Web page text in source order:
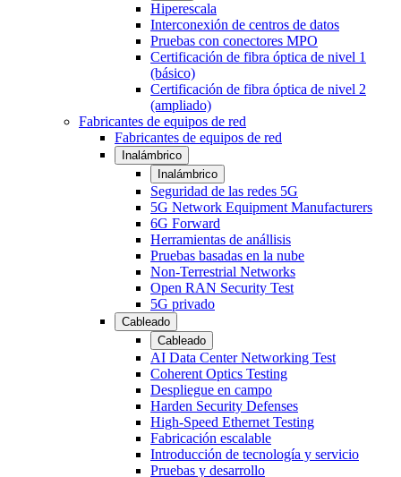
Hiperescala
Interconexión de centros de datos
Pruebas con conectores MPO
Certificación de fibra óptica de nivel 1
(básico)
Certificación de fibra óptica de nivel 2
(ampliado)
Fabricantes de equipos de red
Fabricantes de equipos de red
Inalámbrico
Inalámbrico
Seguridad de las redes 5G
5G Network Equipment Manufacturers
6G Forward
Herramientas de anállisis
Pruebas basadas en la nube
Non-Terrestrial Networks
Open RAN Security Test
5G privado
Cableado
Cableado
AI Data Center Networking Test
Coherent Optics Testing
Despliegue en campo
Harden Security Defenses
High-Speed Ethernet Testing
Fabricación escalable
Introducción de tecnología y servicio
Pruebas y desarrollo